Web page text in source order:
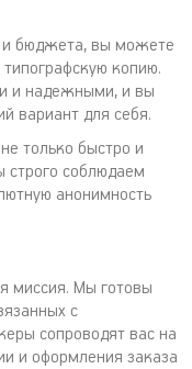
и бюджета, вы можете
копию.
и надежными, и вы
вариант для себя.
только быстро и
строго соблюдаем
анонимность
миссия. Мы готовы
с
сопроводят вас на
и оформления заказа